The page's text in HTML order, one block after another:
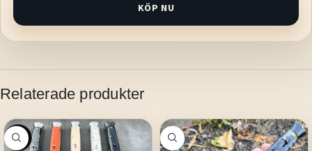
KÖP NU
Relaterade produkter
SALE